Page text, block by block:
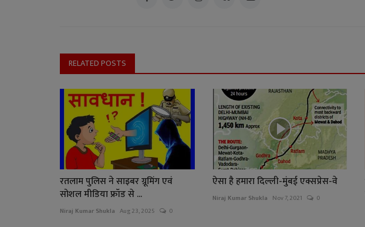
RELATED POSTS
रतलाम पुलिस ने साइबर ग्रूमिंग एवं
सोशल मीडिया फ्रॉड से ...
Niraj Kumar Shukla Aug 23, 2025 0
ऐसा है हमारा दिल्ली-मुंबई एक्सप्रेस-वे
Niraj Kumar Shukla Nov 7, 2021 0